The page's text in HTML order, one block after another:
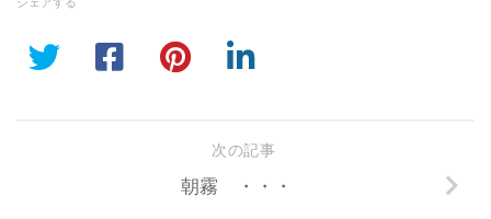
次の記事
朝霧 ・・・